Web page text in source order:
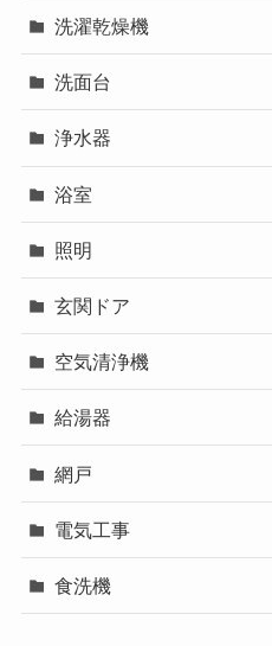
洗濯乾燥機
洗面台
浄水器
浴室
照明
玄関ドア
空気清浄機
給湯器
網戸
電気工事
食洗機